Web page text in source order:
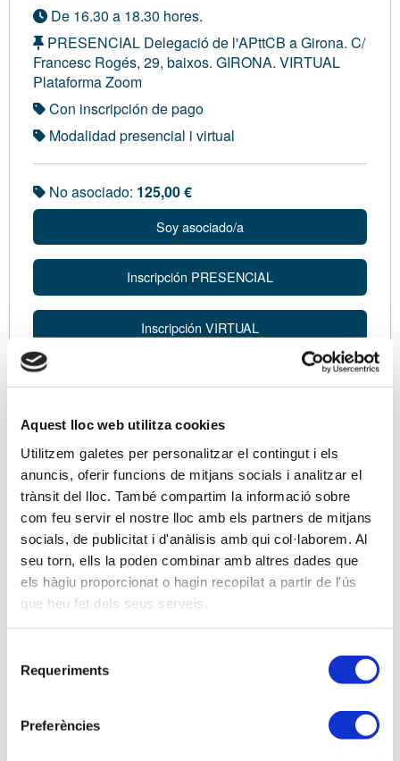
Aquest lloc web utilitza cookies
Utilitzem galetes per personalitzar el contingut i els
anuncis, oferir funcions de mitjans socials i analitzar el
trànsit del lloc. També compartim la informació sobre
com feu servir el nostre lloc amb els partners de mitjans
socials, de publicitat i d'anàlisis amb qui col·laborem. Al
seu torn, ells la poden combinar amb altres dades que
els hàgiu proporcionat o hagin recopilat a partir de l'ús
que heu fet dels seus serveis.
Requeriments
Preferències
De 16.30 a 18.30 hores.
PRESENCIAL Delegació de l'APttCB a Girona. C/
Francesc Rogés, 29, baixos. GIRONA. VIRTUAL
Plataforma Zoom
Con inscripción de pago
Modalidad presencial i virtual
No asociado: 125,00 €
Soy asociado/a
Inscripción PRESENCIAL
Inscripción VIRTUAL
Amb na Maria Rieradevall, Advocada especialitzada
en Dret d’Estrangeria i Nacionalitat.
Descripción
1. Eixos principals del R.D. 629/2022, de 26 de
juliol, pel qual es modifica el Reglament de la Llei
Orgànica 4/2000, sobre drets i llibertats dels
Estrangers a Espanya i la seva integració social,
2/2009, aprovat per R. D. 557/2011, de 20 d’abril.
3. Els estudiants i l’accés al mercat laboral.